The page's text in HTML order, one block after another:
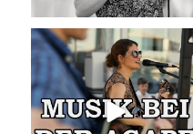
Musik bei der Agape
Was passiert...
52 4